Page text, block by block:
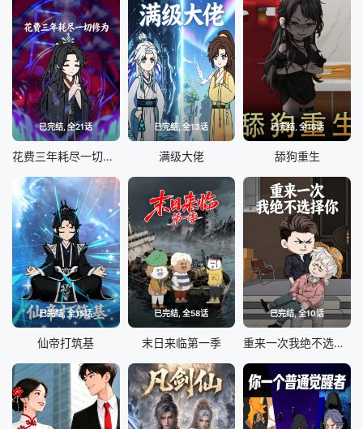
已完结, 全21话
花费三年耗尽一切修为
已完结, 全13话
满级大佬
已完结, 全16话
舔狗重生
已完结, 全15话
仙帝打筑基
已完结, 全58话
末日来临第一季
已完结, 全10话
重来一次我绝不选择你